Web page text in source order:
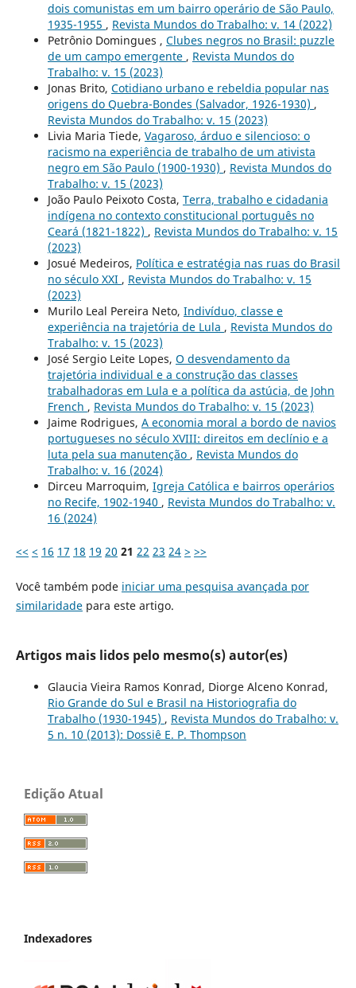
dois comunistas em um bairro operário de São Paulo,
1935-1955 , Revista Mundos do Trabalho: v. 14 (2022)
Petrônio Domingues , Clubes negros no Brasil: puzzle
de um campo emergente , Revista Mundos do
Trabalho: v. 15 (2023)
Jonas Brito, Cotidiano urbano e rebeldia popular nas
origens do Quebra-Bondes (Salvador, 1926-1930) ,
Revista Mundos do Trabalho: v. 15 (2023)
Livia Maria Tiede, Vagaroso, árduo e silencioso: o
racismo na experiência de trabalho de um ativista
negro em São Paulo (1900-1930) , Revista Mundos do
Trabalho: v. 15 (2023)
João Paulo Peixoto Costa, Terra, trabalho e cidadania
indígena no contexto constitucional português no
Ceará (1821-1822) , Revista Mundos do Trabalho: v. 15
(2023)
Josué Medeiros, Política e estratégia nas ruas do Brasil
no século XXI , Revista Mundos do Trabalho: v. 15
(2023)
Murilo Leal Pereira Neto, Indivíduo, classe e
experiência na trajetória de Lula , Revista Mundos do
Trabalho: v. 15 (2023)
José Sergio Leite Lopes, O desvendamento da
trajetória individual e a construção das classes
trabalhadoras em Lula e a política da astúcia, de John
French , Revista Mundos do Trabalho: v. 15 (2023)
Jaime Rodrigues, A economia moral a bordo de navios
portugueses no século XVIII: direitos em declínio e a
luta pela sua manutenção , Revista Mundos do
Trabalho: v. 16 (2024)
Dirceu Marroquim, Igreja Católica e bairros operários
no Recife, 1902-1940 , Revista Mundos do Trabalho: v.
16 (2024)
<< < 16 17 18 19 20 21 22 23 24 > >>
Você também pode iniciar uma pesquisa avançada por
similaridadepara este artigo.
Artigos mais lidos pelo mesmo(s) autor(es)
Glaucia Vieira Ramos Konrad, Diorge Alceno Konrad,
Rio Grande do Sul e Brasil na Historiografia do
Trabalho (1930-1945) , Revista Mundos do Trabalho: v.
5 n. 10 (2013): Dossiê E. P. Thompson
Edição Atual
Indexadores